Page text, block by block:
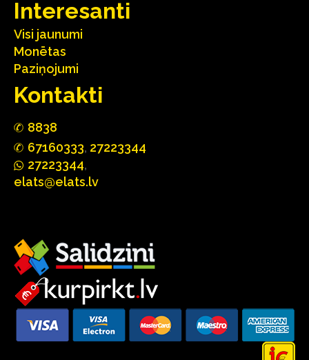
Interesanti
Visi jaunumi
Monētas
Paziņojumi
Kontakti
8838
67160333, 27223344
27223344,
elats@elats.lv